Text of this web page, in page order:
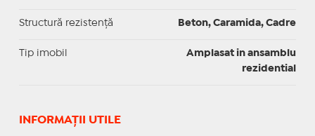
Structură rezistență Beton, Caramida, Cadre
Tip imobil
Amplasat in ansamblu
rezidential
INFORMAŢII UTILE